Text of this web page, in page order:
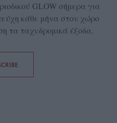
GLOW σήμερα για
κάθε μήνα στον χώρο
τα ταχυδρομικά έξοδα.